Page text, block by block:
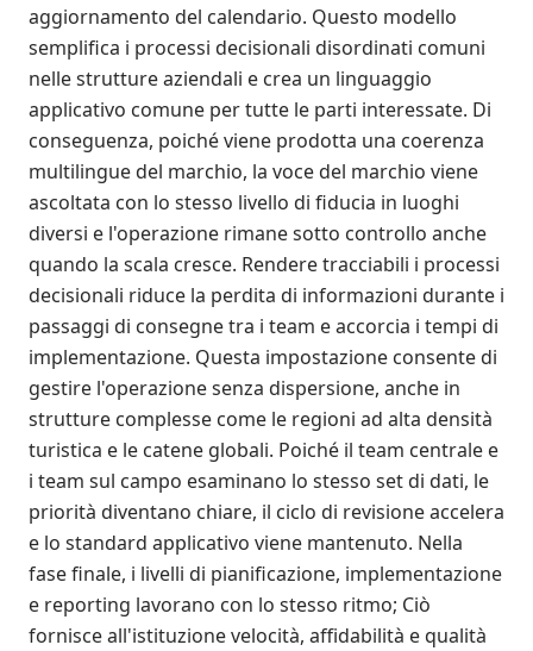
aggiornamento del calendario. Questo modello
semplifica i processi decisionali disordinati comuni
nelle strutture aziendali e crea un linguaggio
applicativo comune per tutte le parti interessate. Di
conseguenza, poiché viene prodotta una coerenza
multilingue del marchio, la voce del marchio viene
ascoltata con lo stesso livello di fiducia in luoghi
diversi e l'operazione rimane sotto controllo anche
quando la scala cresce. Rendere tracciabili i processi
decisionali riduce la perdita di informazioni durante i
passaggi di consegne tra i team e accorcia i tempi di
implementazione. Questa impostazione consente di
gestire l'operazione senza dispersione, anche in
strutture complesse come le regioni ad alta densità
turistica e le catene globali. Poiché il team centrale e
i team sul campo esaminano lo stesso set di dati, le
priorità diventano chiare, il ciclo di revisione accelera
e lo standard applicativo viene mantenuto. Nella
fase finale, i livelli di pianificazione, implementazione
e reporting lavorano con lo stesso ritmo; Ciò
fornisce all'istituzione velocità, affidabilità e qualità